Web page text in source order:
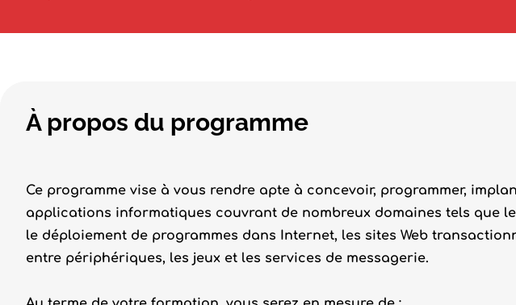
À propos du programme
Ce programme vise à vous rendre apte à concevoir, programmer,
applications informatiques couvrant de nombreux domaines tels que
le déploiement de programmes dans Internet, les sites Web
entre périphériques, les jeux et les services de messagerie.